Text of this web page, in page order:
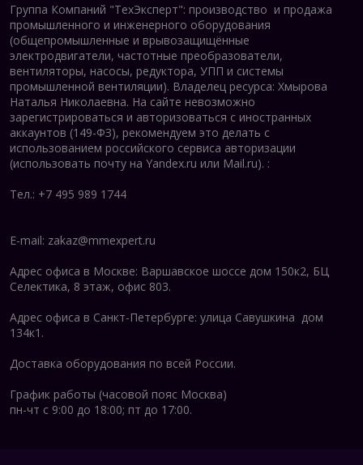
Группа Компаний "ТехЭксперт": производство и продажа
промышленного и инженерного оборудования
(общепромышленные и врывозащищённые
электродвигатели, частотные преобразователи,
вентиляторы, насосы, редуктора, УПП и системы
промышленной вентиляции). Владелец ресурса: Хмырова
Наталья Николаевна. На сайте невозможно
зарегистрироваться и авторизоваться с иностранных
аккаунтов (149-ФЗ), рекомендуем это делать с
использованием российского сервиса авторизации
(использовать почту на Yandex.ru или Mail.ru). :
Тел.: +7 495 989 1744
E-mail: zakaz@mmexpert.ru
Адрес офиса в Москве: Варшавское шоссе дом 150к2, БЦ
Селектика, 8 этаж, офис 803.
Адрес офиса в Санкт-Петербурге: улица Савушкина дом
134к1.
Доставка оборудования по всей России.
График работы (часовой пояс Москва)
пн-чт с 9:00 до 18:00; пт до 17:00.